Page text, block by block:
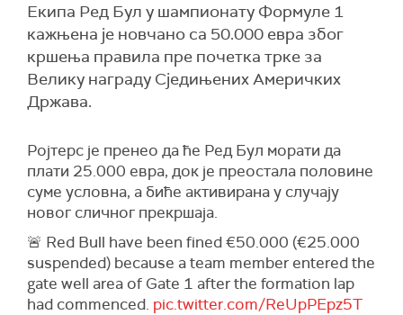
Екипа Ред Бул у шампионату Формуле 1
кажњена је новчано са 50.000 евра због
кршења правила пре почетка трке за
Велику награду Сједињених Америчких
Држава.
Ројтерс је пренео да ће Ред Бул морати да
плати 25.000 евра, док је преостала половине
суме условна, а биће активирана у случају
новог сличног прекршаја.
🚨 Red Bull have been fined €50.000 (€25.000
suspended) because a team member entered the
gate well area of Gate 1 after the formation lap
had commenced. pic.twitter.com/ReUpPEpz5T